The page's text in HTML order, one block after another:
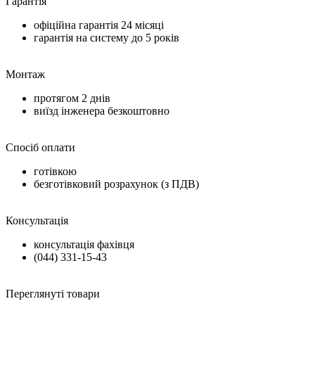
офіційна гарантія 24 місяці
гарантія на систему до 5 років
Монтаж
протягом 2 днів
виїзд інженера безкоштовно
Спосіб оплати
готівкою
безготівковий розрахунок (з ПДВ)
Консультація
консультація фахівця
(044) 331-15-43
Переглянуті товари